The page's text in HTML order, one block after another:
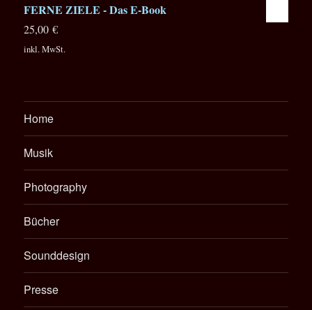
FERNE ZIELE - Das E-Book
25,00€
inkl. MwSt.
Home
Musik
Photography
Bücher
Sounddesign
Presse